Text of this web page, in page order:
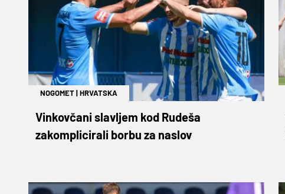
NOGOMET|HRVATSKA
Vinkovčani slavljem kod Rudeša
zakomplicirali borbu za naslov